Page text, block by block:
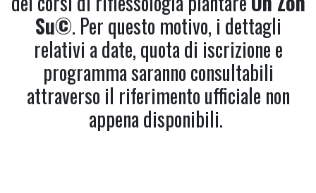
Su©. Per questo motivo, i dettagli
relativi a date, quota di iscrizione e
programma saranno consultabili
attraverso il riferimento ufficiale non
appena disponibili.